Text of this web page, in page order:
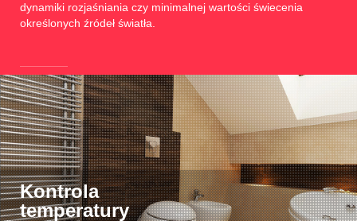
dynamiki rozjaśniania czy minimalnej wartości świecenia
określonych źródeł światła.
Kontrola
temperatury